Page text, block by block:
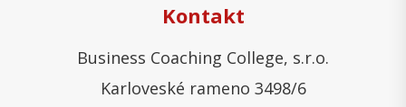
Kontakt
Business Coaching College, s.r.o.
Karloveské rameno 3498/6